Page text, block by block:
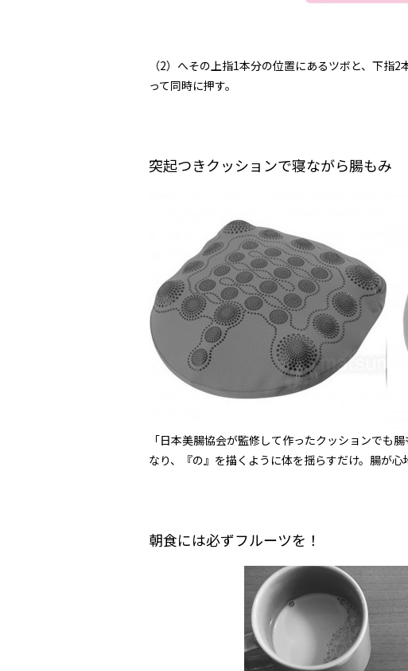
（2）へその上指1本分の位置にあるツボと、下指
って同時に押す。
突起つきクッションで寝ながら腸もみ
「日本美腸協会が監修して作ったクッションでも
なり、『の』を描くように体を揺らすだけ。腸が
朝食には必ずフルーツを！